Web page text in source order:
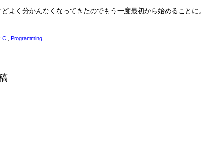
どよく分かんなくなってきたのでもう一度最初から始めることに。
:C ,Programming